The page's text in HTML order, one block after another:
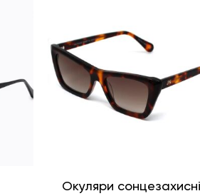
Окуляри сонцезахисні